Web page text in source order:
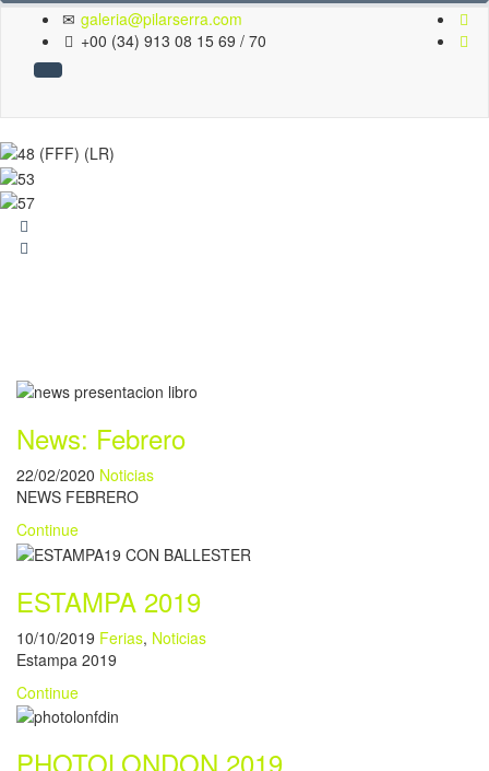
galeria@pilarserra.com
+00 (34) 913 08 15 69 / 70
News: Febrero
22/02/2020 Noticias
NEWS FEBRERO
Continue
ESTAMPA 2019
10/10/2019 Ferias, Noticias
Estampa 2019
Continue
PHOTOLONDON 2019